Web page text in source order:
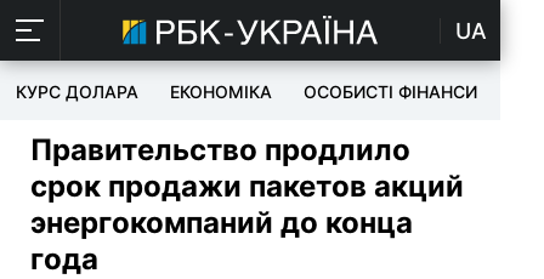
UA
КУРС ДОЛАРА ЕКОНОМІКА ОСОБИСТІ ФІНАНСИ
Правительство продлило
срок продажи пакетов акций
энергокомпаний до конца
года